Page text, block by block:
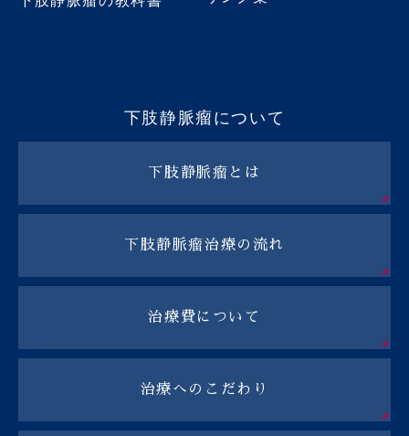
下肢静脈瘤について
下肢静脈瘤とは
下肢静脈瘤治療の流れ
治療費について
治療へのこだわり